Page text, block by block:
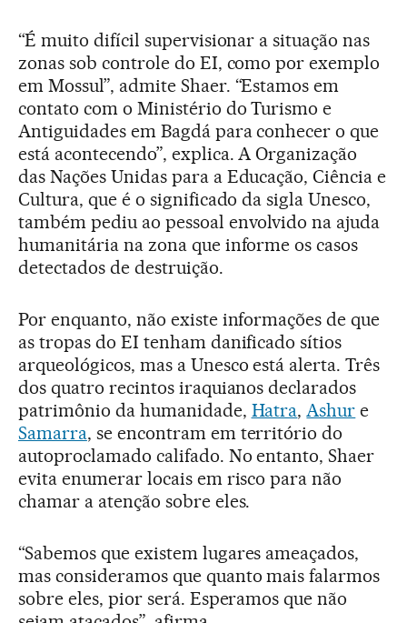
“É muito difícil supervisionar a situação nas
zonas sob controle do EI, como por exemplo
em Mossul”, admite Shaer. “Estamos em
contato com o Ministério do Turismo e
Antiguidades em Bagdá para conhecer o que
está acontecendo”, explica. A Organização
das Nações Unidas para a Educação, Ciência e
Cultura, que é o significado da sigla Unesco,
também pediu ao pessoal envolvido na ajuda
humanitária na zona que informe os casos
detectados de destruição.
Por enquanto, não existe informações de que
as tropas do EI tenham danificado sítios
arqueológicos, mas a Unesco está alerta. Três
dos quatro recintos iraquianos declarados
patrimônio da humanidade, Hatra, Ashur e
Samarra, se encontram em território do
autoproclamado califado. No entanto, Shaer
evita enumerar locais em risco para não
chamar a atenção sobre eles.
“Sabemos que existem lugares ameaçados,
mas consideramos que quanto mais falarmos
sobre eles, pior será. Esperamos que não